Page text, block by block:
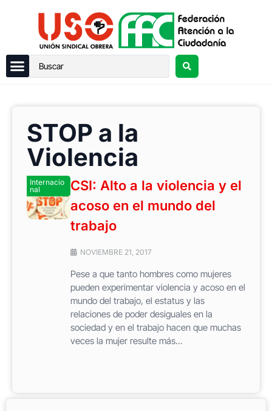
STOP a la
Violencia
Internacio
nal
CSI: Alto a la violencia y el
acoso en el mundo del
trabajo
NOVIEMBRE 21, 2017
Pese a que tanto hombres como mujeres
pueden experimentar violencia y acoso en el
mundo del trabajo, el estatus y las
relaciones de poder desiguales en la
sociedad y en el trabajo hacen que muchas
veces la mujer resulte más...